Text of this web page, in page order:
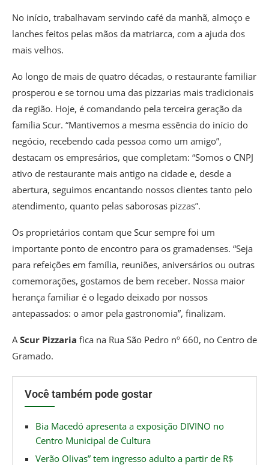
No início, trabalhavam servindo café da manhã, almoço e
lanches feitos pelas mãos da matriarca, com a ajuda dos
mais velhos.
Ao longo de mais de quatro décadas, o restaurante familiar
prosperou e se tornou uma das pizzarias mais tradicionais
da região. Hoje, é comandando pela terceira geração da
família Scur. “Mantivemos a mesma essência do início do
negócio, recebendo cada pessoa como um amigo”,
destacam os empresários, que completam: “Somos o CNPJ
ativo de restaurante mais antigo na cidade e, desde a
abertura, seguimos encantando nossos clientes tanto pelo
atendimento, quanto pelas saborosas pizzas”.
Os proprietários contam que Scur sempre foi um
importante ponto de encontro para os gramadenses. “Seja
para refeições em família, reuniões, aniversários ou outras
comemorações, gostamos de bem receber. Nossa maior
herança familiar é o legado deixado por nossos
antepassados: o amor pela gastronomia”, finalizam.
A Scur Pizzaria fica na Rua São Pedro nº 660, no Centro de
Gramado.
Você também pode gostar
Bia Macedó apresenta a exposição DIVINO no
Centro Municipal de Cultura
Verão Olivas” tem ingresso adulto a partir de R$